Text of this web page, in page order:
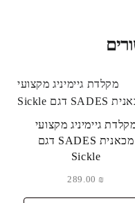
גיימיניג מקצועי
מכאנית SADES דגם
Sickle
₪